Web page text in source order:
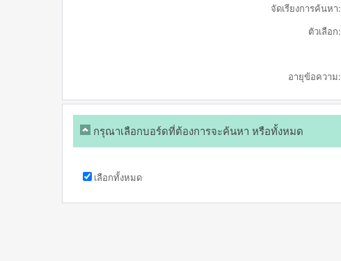
จัดเรียงการค้นหา:
ตัวเลือก:
อายุข้อความ:
กรุณาเลือกบอร์ดที่ต้องการจะค้นหา หรือทั้งหมด
เลือกทั้งหมด